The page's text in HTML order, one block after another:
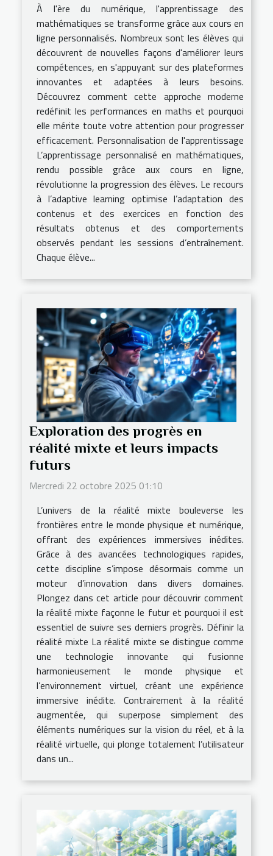
À l'ère du numérique, l'apprentissage des
mathématiques se transforme grâce aux cours en
ligne personnalisés. Nombreux sont les élèves qui
découvrent de nouvelles façons d'améliorer leurs
compétences, en s'appuyant sur des plateformes
innovantes et adaptées à leurs besoins.
Découvrez comment cette approche moderne
redéfinit les performances en maths et pourquoi
elle mérite toute votre attention pour progresser
efficacement. Personnalisation de l'apprentissage
L’apprentissage personnalisé en mathématiques,
rendu possible grâce aux cours en ligne,
révolutionne la progression des élèves. Le recours
à l’adaptive learning optimise l’adaptation des
contenus et des exercices en fonction des
résultats obtenus et des comportements
observés pendant les sessions d’entraînement.
Chaque élève...
Exploration des progrès en
réalité mixte et leurs impacts
futurs
Mercredi 22 octobre 2025 01:10
L’univers de la réalité mixte bouleverse les
frontières entre le monde physique et numérique,
offrant des expériences immersives inédites.
Grâce à des avancées technologiques rapides,
cette discipline s’impose désormais comme un
moteur d’innovation dans divers domaines.
Plongez dans cet article pour découvrir comment
la réalité mixte façonne le futur et pourquoi il est
essentiel de suivre ses derniers progrès. Définir la
réalité mixte La réalité mixte se distingue comme
une technologie innovante qui fusionne
harmonieusement le monde physique et
l’environnement virtuel, créant une expérience
immersive inédite. Contrairement à la réalité
augmentée, qui superpose simplement des
éléments numériques sur la vision du réel, et à la
réalité virtuelle, qui plonge totalement l’utilisateur
dans un...